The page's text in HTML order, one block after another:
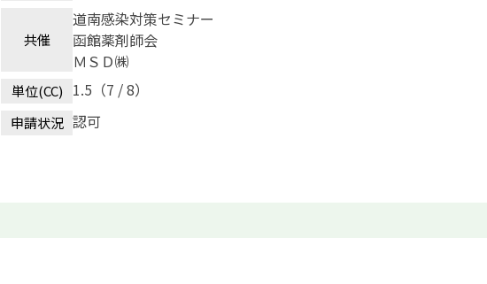
共催
道南感染対策セミナー
函館薬剤師会
ＭＳＤ㈱
単位(CC) 1.5（7 / 8）
申請状況 認可